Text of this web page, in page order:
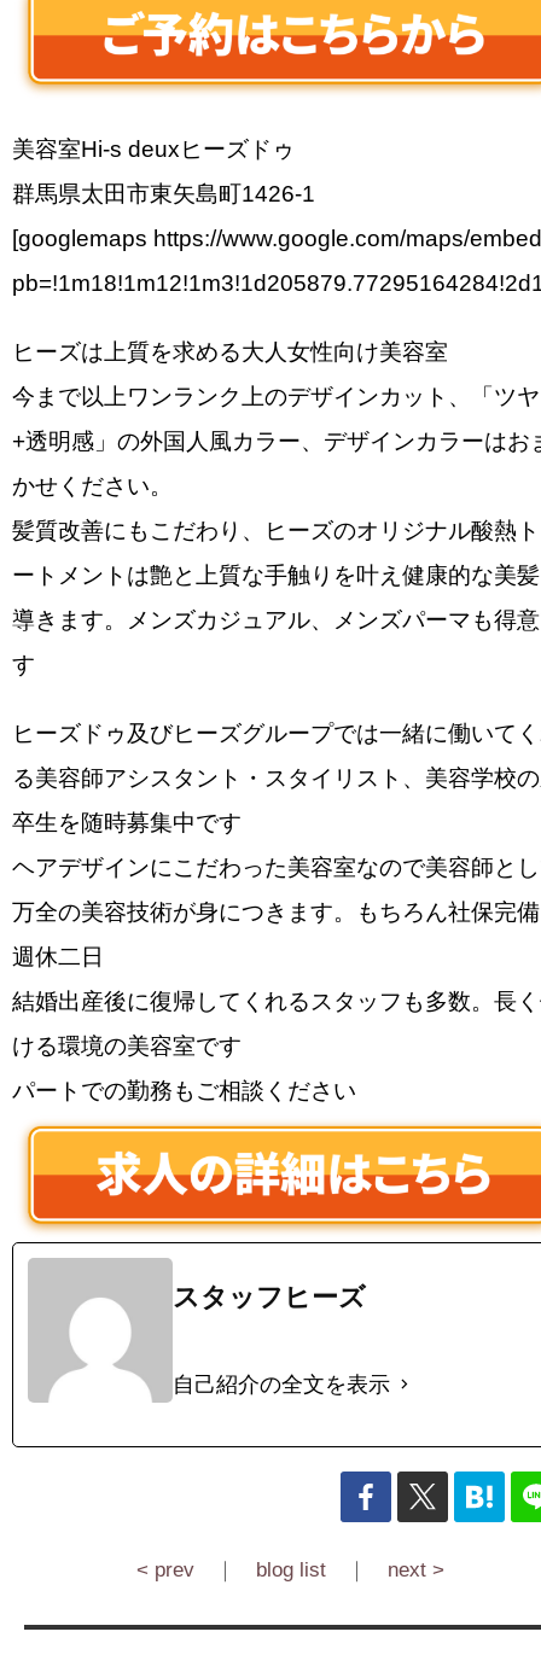
美容室Hi-s deuxヒーズドゥ
群馬県太田市東矢島町1426-1
[googlemaps https://www.google.com/maps/
ヒーズは上質を求める大人女性向け美容室
今まで以上ワンランク上のデザインカット、「ツヤ
+透明感」の外国人風カラー、デザインカラーはお
かせください。
髪質改善にもこだわり、ヒーズのオリジナル酸熱
ートメントは艶と上質な手触りを叶え健康的な美
導きます。メンズカジュアル、メンズパーマも得
す
ヒーズドゥ及びヒーズグループでは一緒に働いて
る美容師アシスタント・スタイリスト、美容学校
卒生を随時募集中です
ヘアデザインにこだわった美容室なので美容師と
万全の美容技術が身につきます。もちろん社保完
週休二日
結婚出産後に復帰してくれるスタッフも多数。長
ける環境の美容室です
パートでの勤務もご相談ください
スタッフヒーズ
自己紹介の全文を表示
< prev｜ blog list｜ next >